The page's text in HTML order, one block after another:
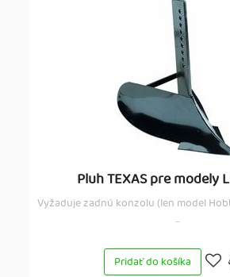
Pluh TEXAS pre modely
Vyžaduje zadnú konzolu (len model
...
Pridať do košíka